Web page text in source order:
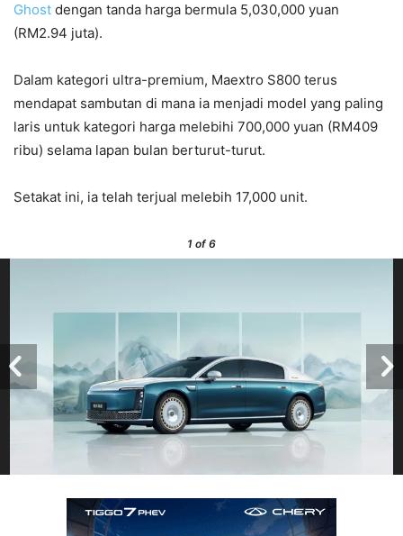
Ghost dengan tanda harga bermula 5,030,000 yuan
(RM2.94 juta).
Dalam kategori ultra-premium, Maextro S800 terus
mendapat sambutan di mana ia menjadi model yang paling
laris untuk kategori harga melebihi 700,000 yuan (RM409
ribu) selama lapan bulan berturut-turut.
Setakat ini, ia telah terjual melebih 17,000 unit.
1 of 6